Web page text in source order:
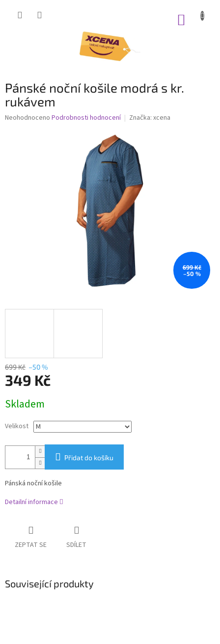
Pánské noční košile modrá s kr.
rukávem
Průměrné
Neohodnoceno Podrobnosti hodnocení Značka: xcena
699 Kč
–50 %
699 Kč –50 %
349 Kč
cena:
Skladem
Velikost
Přidat do košíku
Pánská noční košile
Detailní informace
ZEPTAT SE SDÍLET
Související produkty